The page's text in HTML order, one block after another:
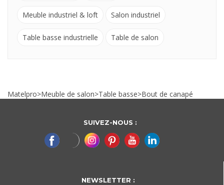
Meuble industriel & loft Salon industriel
Table basse industrielle Table de salon
Matelpro>Meuble de salon>Table basse>Bout de canapé
SUIVEZ-NOUS :
NEWSLETTER :